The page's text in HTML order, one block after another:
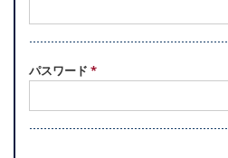
パスワード *